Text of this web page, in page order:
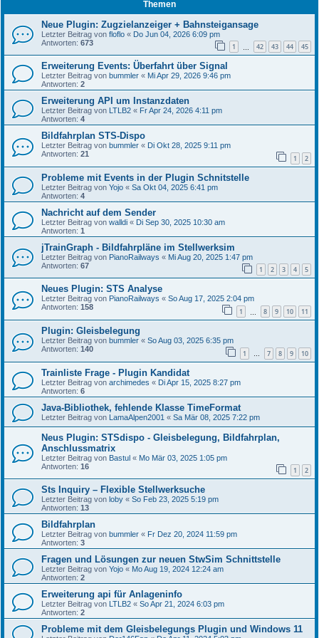
Themen
Neue Plugin: Zugzielanzeiger + Bahnsteigansage
Letzter Beitrag von floflo « Do Jun 04, 2026 6:09 pm
Antworten: 673 1 42 43 44 45
Erweiterung Events: Überfahrt über Signal
Letzter Beitrag von bummler « Mi Apr 29, 2026 9:46 pm
Antworten: 2
Erweiterung API um Instanzdaten
Letzter Beitrag von LTLB2 « Fr Apr 24, 2026 4:11 pm
Antworten: 4
Bildfahrplan STS-Dispo
Letzter Beitrag von bummler « Di Okt 28, 2025 9:11 pm
Antworten: 21 1 2
Probleme mit Events in der Plugin Schnitstelle
Letzter Beitrag von Yojo « Sa Okt 04, 2025 6:41 pm
Antworten: 4
Nachricht auf dem Sender
Letzter Beitrag von walldi « Di Sep 30, 2025 10:30 am
Antworten: 1
jTrainGraph - Bildfahrpläne im Stellwerksim
Letzter Beitrag von PianoRailways « Mi Aug 20, 2025 1:47 pm
Antworten: 67 1 2 3 4 5
Neues Plugin: STS Analyse
Letzter Beitrag von PianoRailways « So Aug 17, 2025 2:04 pm
Antworten: 158 1 8 9 10 11
Plugin: Gleisbelegung
Letzter Beitrag von bummler « So Aug 03, 2025 6:35 pm
Antworten: 140 1 … 7 8 9 10
Trainliste Frage - Plugin Kandidat
Letzter Beitrag von archimedes « Di Apr 15, 2025 8:27 pm
Antworten: 6
Java-Bibliothek, fehlende Klasse TimeFormat
Letzter Beitrag von LamaAlpen2001 « Sa Mär 08, 2025 7:22 pm
Neus Plugin: STSdispo - Gleisbelegung, Bildfahrplan,
Anschlussmatrix
Letzter Beitrag von Bastul « Mo Mär 03, 2025 1:05 pm
Antworten: 16 1 2
Sts Inquiry – Flexible Stellwerksuche
Letzter Beitrag von loby « So Feb 23, 2025 5:19 pm
Antworten: 13
Bildfahrplan
Letzter Beitrag von bummler « Fr Dez 20, 2024 11:59 pm
Antworten: 3
Fragen und Lösungen zur neuen StwSim Schnittstelle
Letzter Beitrag von Yojo « Mo Aug 19, 2024 12:24 am
Antworten: 2
Erweiterung api für Anlageninfo
Letzter Beitrag von LTLB2 « So Apr 21, 2024 6:03 pm
Antworten: 2
Probleme mit dem Gleisbelegungs Plugin und Windows 11